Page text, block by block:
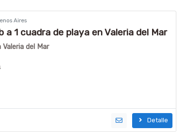
Aires
1 cuadra de playa en Valeria del Mar
del Mar
Detalle